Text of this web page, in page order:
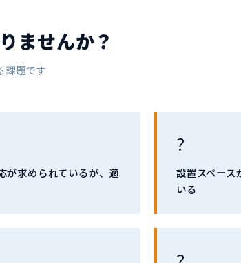
ませんか？
課題です
が求められているが、適
?
設置スペース
いる